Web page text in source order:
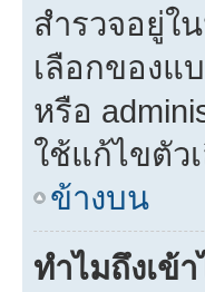
สำรวจอยู่ใ
เลือกของแ
หรือ
ใช้แก้ไขตัว
ข้างบน
ทำไมถึงเข้